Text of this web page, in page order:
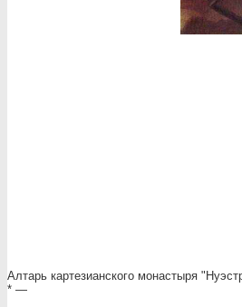
Алтарь картезианского монастыря
* —